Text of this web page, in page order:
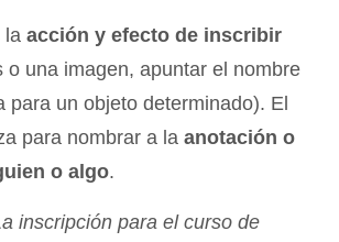
la acción y efecto de inscribir
o una imagen, apuntar el nombre
para un objeto determinado). El
para nombrar a la anotación o
o algo.
inscripción para el curso de